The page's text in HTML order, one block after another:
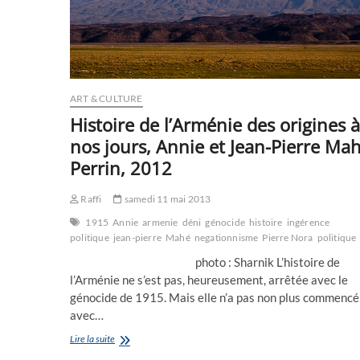
ART & CULTURE
Histoire de l’Arménie des origines à
nos jours, Annie et Jean-Pierre
Perrin, 2012
Raffi
samedi 11 mai 2013
1915 Annie armenie déni génocide histoire ingérence
politique jean-pierre Mahé negationnisme Pierre Nora politique
photo : Sharnik L’histoire de
l’Arménie ne s’est pas, heureusement, arrêtée avec le
génocide de 1915. Mais elle n’a pas non plus commencé
avec…
Lire la suiteHistoire